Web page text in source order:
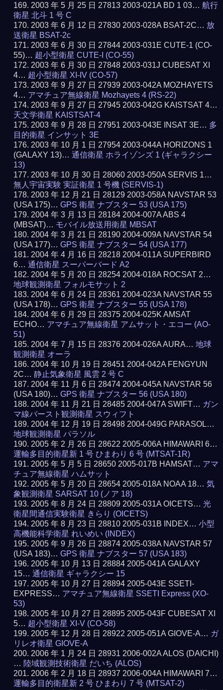
2003 年 5 月 25 日 27813 2003-021A BD 1 03…航行
衛星 北斗 1 号 C
2003 年 6 月 12 日 27830 2003-028A BSAT-2C… 放
送衛星 BSAT-2c
2003 年 6 月 30 日 27844 2003-031E CUTE-1 (CO-
55)… 超小型衛星 CUTE-I (CO-55)
2003 年 6 月 30 日 27848 2003-031J CUBESAT XI
4… 超小型衛星 XI-IV (CO-57)
2003 年 9 月 27 日 27939 2003-042A MOZHAYETS
4… アマチュア無線衛星 Mozhayets 4 (RS-22)
2003 年 9 月 27 日 27945 2003-042G KAISTSAT 4…
天文学衛星 KAISTSAT-4
2003 年 9 月 28 日 27951 2003-043E INSAT 3E… 多
目的衛星 インサット 3E
2003 年 10 月 1 日 27954 2003-044A HORIZONS 1
(GALAXY 13)…通信衛星 ホライゾンズ 1 (ギャラクシー
13)
2003 年 10 月 30 日 28060 2003-050A SERVIS 1…
無人宇宙実験 実証衛星 1 号機 (SERVIS-1)
2003 年 12 月 21 日 28129 2003-058A NAVSTAR 53
(USA 175)…GPS 衛星 ナブスター 53 (USA 175)
2004 年 3 月 13 日 28184 2004-007A ABS 4
(MBSAT)… モバイル放送用衛星 MBSAT
2004 年 3 月 21 日 28190 2004-009A NAVSTAR 54
(USA 177)…GPS 衛星 ナブスター 54 (USA 177)
2004 年 4 月 16 日 28218 2004-011A SUPERBIRD
6…通信衛星 スーパーバード A2
2004 年 5 月 20 日 28254 2004-018A ROCSAT 2…
地球観測衛星 フォルモサット 2
2004 年 6 月 24 日 28361 2004-023A NAVSTAR 55
(USA 178)…GPS 衛星 ナブスター 55 (USA 178)
2004 年 6 月 29 日 28375 2004-025K AMSAT
ECHO… アマチュア無線衛星 アムサット・エコー (AO-
51)
2004 年 7 月 15 日 28376 2004-026A AURA…地球
観測衛星 オーラ
2004 年 10 月 19 日 28451 2004-042A FENGYUN
2C…静止気象衛星 風雲 2 号 C
2004 年 11 月 6 日 28474 2004-045A NAVSTAR 56
(USA 180)…GPS 衛星 ナブスター 56 (USA 180)
2004 年 11 月 21 日 28485 2004-047A SWIFT… ガン
マ線バースト観測衛星 スウィフト
2004 年 12 月 19 日 28498 2004-049G PARASOL…
地球観測衛星 パラソル
2005 年 2 月 26 日 28622 2005-006A HIMAWARI 6…
運輸多目的衛星新 1 号 ひまわり 6 号 (MTSAT-1R)
2005 年 5 月 5 日 28650 2005-017B HAMSAT… アマ
チュア無線衛星 ハムサット
2005 年 5 月 20 日 28654 2005-018A NOAA 18…気
象観測衛星 SARSAT 10 (ノア 18)
2005 年 8 月 24 日 28809 2005-031A OICETS…光
衛星間通信実験衛星 きらり (OICETS)
2005 年 8 月 23 日 28810 2005-031B INDEX…小型
高機能科学衛星 れいめい (INDEX)
2005 年 9 月 26 日 28874 2005-038A NAVSTAR 57
(USA 183)…GPS 衛星 ナブスター 57 (USA 183)
2005 年 10 月 13 日 28884 2005-041A GALAXY
15…通信衛星 ギャラクシー 15
2005 年 10 月 27 日 28894 2005-043E SSETI-
EXPRESS… アマチュア無線衛星 SSETI Express (XO-
53)
2005 年 10 月 27 日 28895 2005-043F CUBESAT XI
5… 超小型衛星 XI-V (CO-58)
2005 年 12 月 28 日 28922 2005-051A GIOVE-A… ガ
リレオ衛星 GIOVE-A
2006 年 1 月 24 日 28931 2006-002A ALOS (DAICHI)
… 陸域観測技術衛星 だいち (ALOS)
2006 年 2 月 18 日 28937 2006-004A HIMAWARI 7…
運輸多目的衛星新 2 号 ひまわり 7 号 (MTSAT-2)